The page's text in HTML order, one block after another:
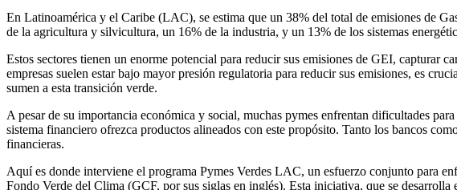
En Latinoamérica y el Caribe (LAC), se estima que un 38% del total de emisiones de
de la agricultura y silvicultura, un 16% de la industria, y un 13% de los sistemas
Estos sectores tienen un enorme potencial para reducir sus emisiones de GEI, capturar
empresas suelen estar bajo mayor presión regulatoria para reducir sus emisiones, es
sumen a esta transición verde.
A pesar de su importancia económica y social, muchas pymes enfrentan dificultades
sistema financiero ofrezca productos alineados con este propósito. Tanto los bancos
financieras.
Aquí es donde interviene el programa Pymes Verdes LAC, un esfuerzo conjunto para
Fondo Verde del Clima (GCF, por sus siglas en inglés). Esta iniciativa, que se